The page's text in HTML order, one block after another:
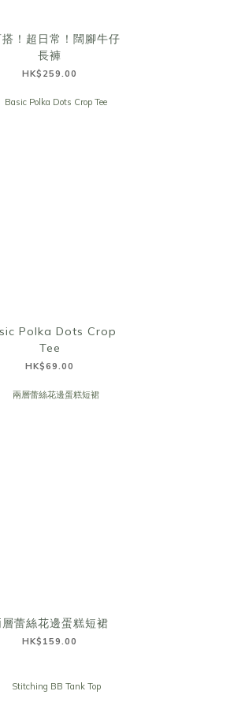
搭！超日常！闊腳牛仔
長褲
HK$259.00
Polka Dots Crop
Tee
HK$69.00
蕾絲花邊蛋糕短裙
HK$159.00